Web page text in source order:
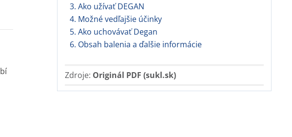
3. Ako užívať DEGAN
4. Možné vedľajšie účinky
5. Ako uchovávať Degan
6. Obsah balenia a ďalšie informácie
Zdroje: Originál PDF (sukl.sk)